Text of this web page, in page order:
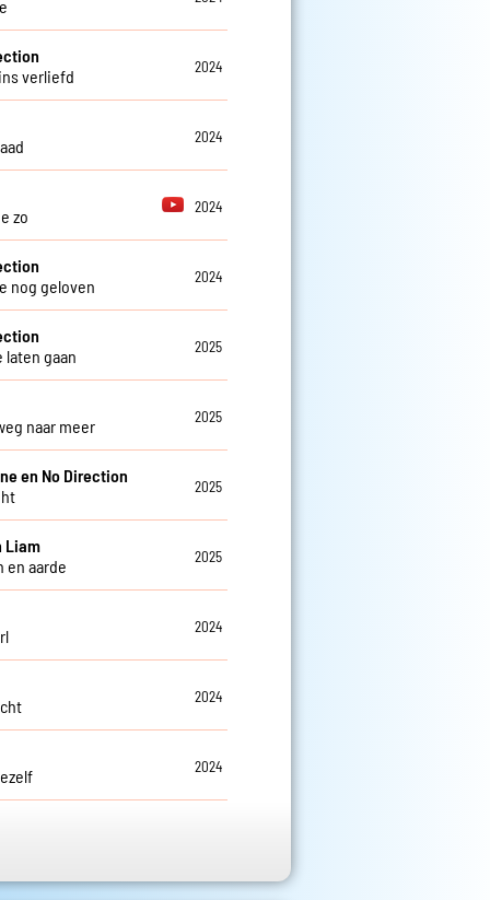
verliefd
2024
2024
zo 2024
nog geloven
2024
laten gaan
2025
naar meer 2025
en No Direction
2025
Liam
en aarde
2025
2024
2024
2024